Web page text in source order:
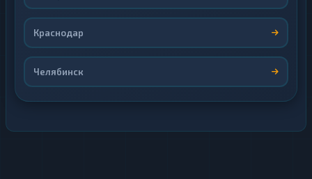
Краснодар
Челябинск